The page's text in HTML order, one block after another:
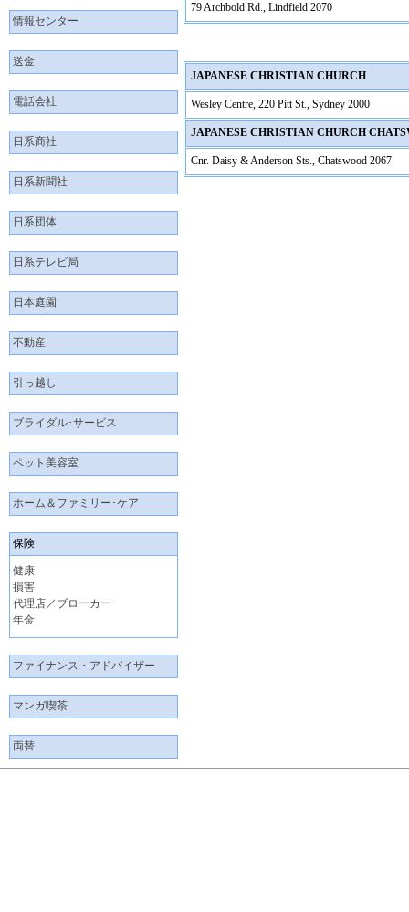
情報センター
送金
電話会社
日系商社
日系新聞社
日系団体
日系テレビ局
日本庭園
不動産
引っ越し
ブライダル･サービス
ペット美容室
ホーム＆ファミリー･ケア
保険
健康
損害
代理店／ブローカー
年金
ファイナンス・アドバイザー
マンガ喫茶
両替
79 Archbold Rd., Lindfield 2070
JAPANESE CHRISTIAN CHURCH
Wesley Centre, 220 Pitt St., Sydney 2000
JAPANESE CHRISTIAN CHURCH
Cnr. Daisy & Anderson Sts., Chatswood 2067